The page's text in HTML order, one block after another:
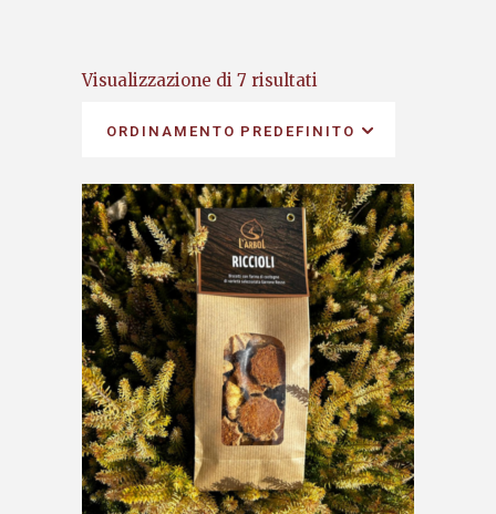
Visualizzazione di 7 risultati
ORDINAMENTO PREDEFINITO